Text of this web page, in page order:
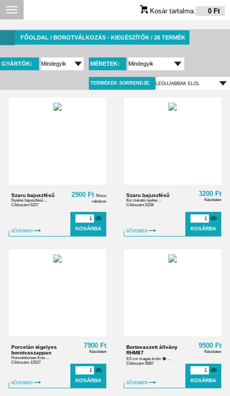
Kosár tartalma: 0 Ft
FŐOLDAL / BOROTVÁLKOZÁS - KIEGÉSZÍTŐK / 26 TERMÉK
GYÁRTÓK: MÉRETEK:
TERMÉKEK SORRENDJE:
Szaru bajuszfésű
Nyeles bajuszfésű ...
Cikkszám:5227
BŐVEBBEN
2900 Ft Nincs
raktáron
db
Szaru bajuszfésű
Kis méretű nyeles ...
Cikkszám:5228
BŐVEBBEN
3200 Ft
Készleten
db
Porcelán tégelyes
borotvaszappan
Homoktövises friss ...
Cikkszám:12527
BŐVEBBEN
7900 Ft
Készleten
db
Bortovaszett állvány
RHM87
9,5 cm magas króm � ...
Cikkszám:5687
BŐVEBBEN
9500 Ft
Készleten
db